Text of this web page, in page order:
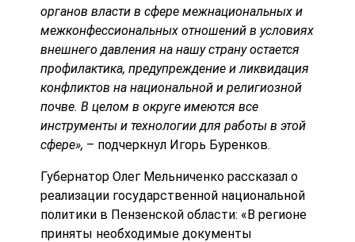
органов власти в сфере межнациональных и
межконфессиональных отношений в условиях
внешнего давления на нашу страну остается
профилактика, предупреждение и ликвидация
конфликтов на национальной и религиозной
почве. В целом в округе имеются все
инструменты и технологии для работы в этой
сфере», – подчеркнул Игорь Буренков.
Губернатор Олег Мельниченко рассказал о
реализации государственной национальной
политики в Пензенской области: «В регионе
приняты необходимые документы